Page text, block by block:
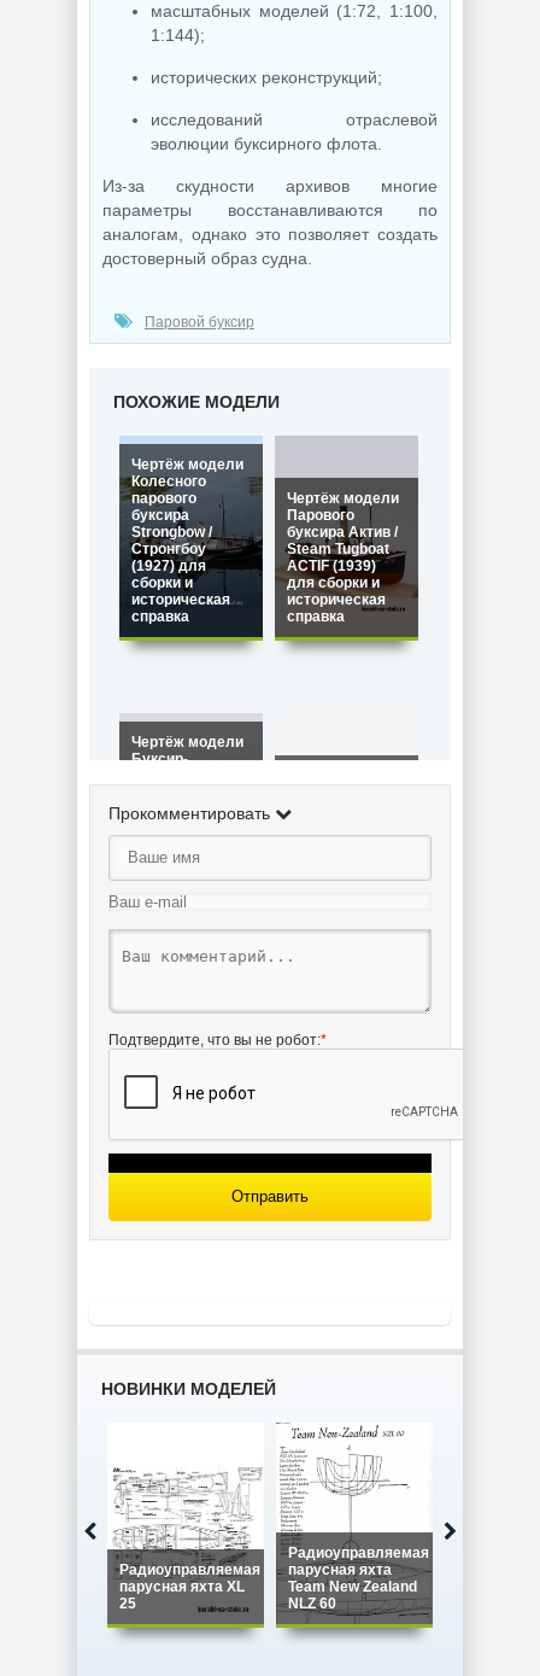
масштабных моделей (1:72, 1:100,
1:144);
исторических реконструкций;
исследований отраслевой
эволюции буксирного флота.
Из-за скудности архивов многие
параметры восстанавливаются по
аналогам, однако это позволяет создать
достоверный образ судна.
Паровой буксир
ПОХОЖИЕ МОДЕЛИ
Чертёж модели
Колесного
парового
буксира
Strongbow /
Стронгбоу
(1927) для
сборки и
историческая
справка
Чертёж модели
Парового
буксира Актив /
Steam Tugboat
ACTIF (1939)
для сборки и
историческая
справка
Чертёж модели
Буксир-
колесного типа
Эпплтон Холл /
Sidewheel
EPPLETON HALL
Фрэнк / Steam
историческая
Парового
буксира
Steam Tugboat
HERCULES
сборки и
историческая
справка
Прокомментировать
Подтвердите, что вы не робот:*
Отправить
НОВИНКИ МОДЕЛЕЙ
Радиоуправляемая
парусная яхта XL
25
Радиоуправляемая
парусная яхта
Team New Zealand
NLZ 60